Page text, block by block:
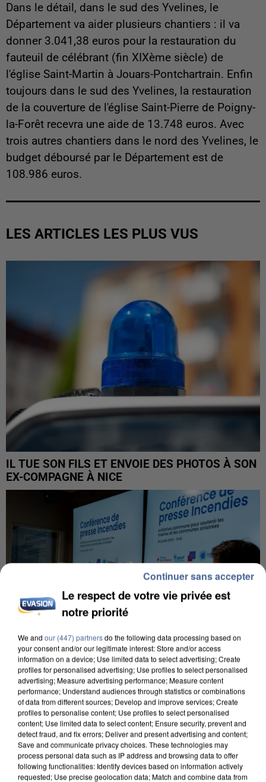
Dans le détail, dans le sud des Yvelines, le
Département va aider plusieurs chantiers : il va
donner 3.041,38 euros pour la restauration du
fauteuil de célébrant (fin XIXème siècle) de
l'église Saint-Martin à Jouars-Pontchartrain. Enfin
toujours dans le sud des Yvelines, la restauration
de la couverture de l'église Saint-Pierre de Poigny-
la-Forêt recevra une aide de 13.748 euros. Avec
trois autres chantiers dans le nord des Yvelines, le
budget déboursé par le Département est de
108.986 euros.
LES ARTICLES LES PLUS VUS
IL TUE SON FILS ET ENVOIE DES PHOTOS À SON
EX-COMPAGNE À NICE
INCENDIES : L’ÎLE-DE-FRANCE LANCE UN ÉLAN
DE SOLIDARITÉ AVEC LES...
Le respect de votre vie privée est
notre priorité
We and our (447) partnersdo the following data processing based on
your consent and/or our legitimate interest: Store and/or access
information on a device; Use limited data to select advertising; Create
profiles for personalised advertising; Use profiles to select personalised
advertising; Measure advertising performance; Measure content
performance; Understand audiences through statistics or combinations
of data from different sources; Develop and improve services; Create
profiles to personalise content; Use profiles to select personalised
content; Use limited data to select content; Ensure security, prevent and
detect fraud, and fix errors; Deliver and present advertising and content;
Save and communicate privacy choices. These technologies may
process personal data such as IP address and browsing data to offer
following functionalities: Identify devices based on information actively
requested; Use precise geolocation data; Match and combine data from
Continuer sans accepter